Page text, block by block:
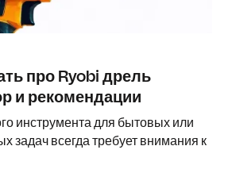
про Ryobi дрель
и рекомендации
инструмента для бытовых или
задач всегда требует внимания к